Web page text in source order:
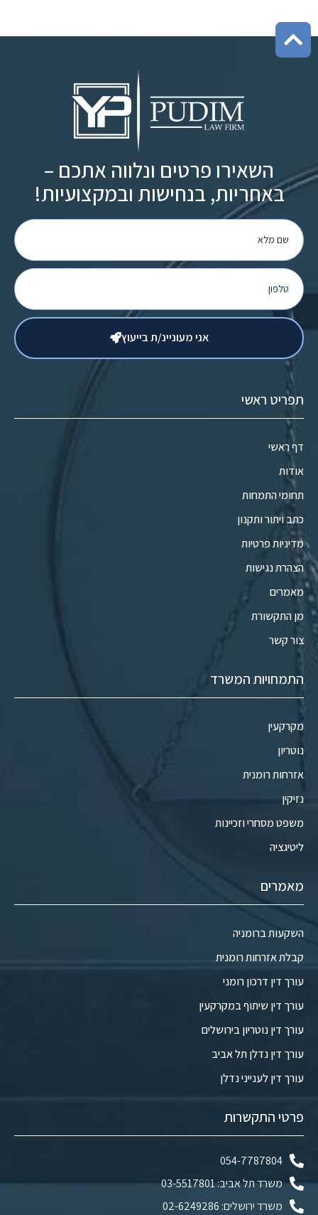
השאירו פרטים ונלווה אתכם –
באחריות, בנחישות ובמקצועיות!
אני מעוניינ/ת בייעוץ
תפריט ראשי
דף ראשי
אודות
תחומי התמחות
כתב ויתור ותקנון
מדיניות פרטיות
הצהרת נגישות
מאמרים
מן התקשורת
צור קשר
התמחויות המשרד
מקרקעין
נוטריון
אזרחות רומנית
נזיקין
משפט מסחרי וזכיינות
ליטיגציה
מאמרים
השקעות ברומניה
קבלת אזרחות רומנית
עורך דין דרכון רומני
עורך דין שיתוף במקרקעין
עורך דין נוטריון בירושלים
עורך דין נדלן תל אביב
עורך דין לענייני נדלן
פרטי התקשרות
054-7787804
משרד תל אביב: 03-5517801
משרד ירושלים: 02-6249286